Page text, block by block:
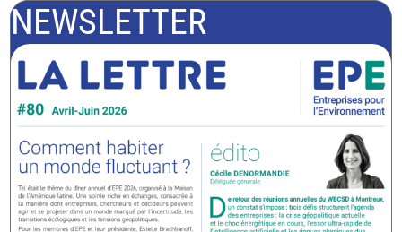
NEWSLETTER